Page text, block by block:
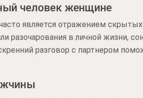
человек женщине
является отражением
разочарования в личной жизни,
разговор с партнером